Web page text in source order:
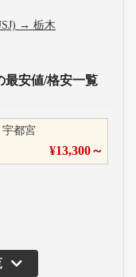
→ 栃木
最安値/格安一覧
宇都宮
¥13,300～